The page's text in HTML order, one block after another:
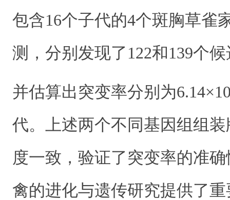
包含16个子代的4个斑胸草雀
测，分别发现了122和139个
并估算出突变率分别为
代。上述两个不同基因组组
度一致，验证了突变率的准
禽的进化与遗传研究提供了